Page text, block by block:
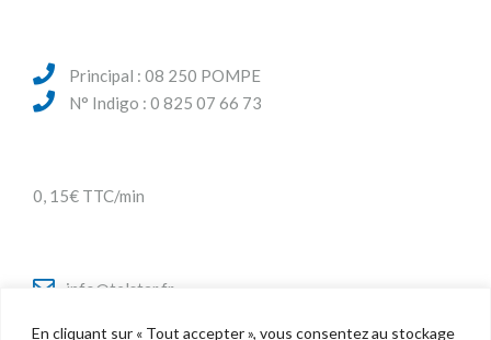
En cliquant sur « Tout accepter », vous consentez au stockage
Principal : 08 250 POMPE
N° Indigo : 0 825 07 66 73
0, 15€ TTC/min
info@telstar.fr